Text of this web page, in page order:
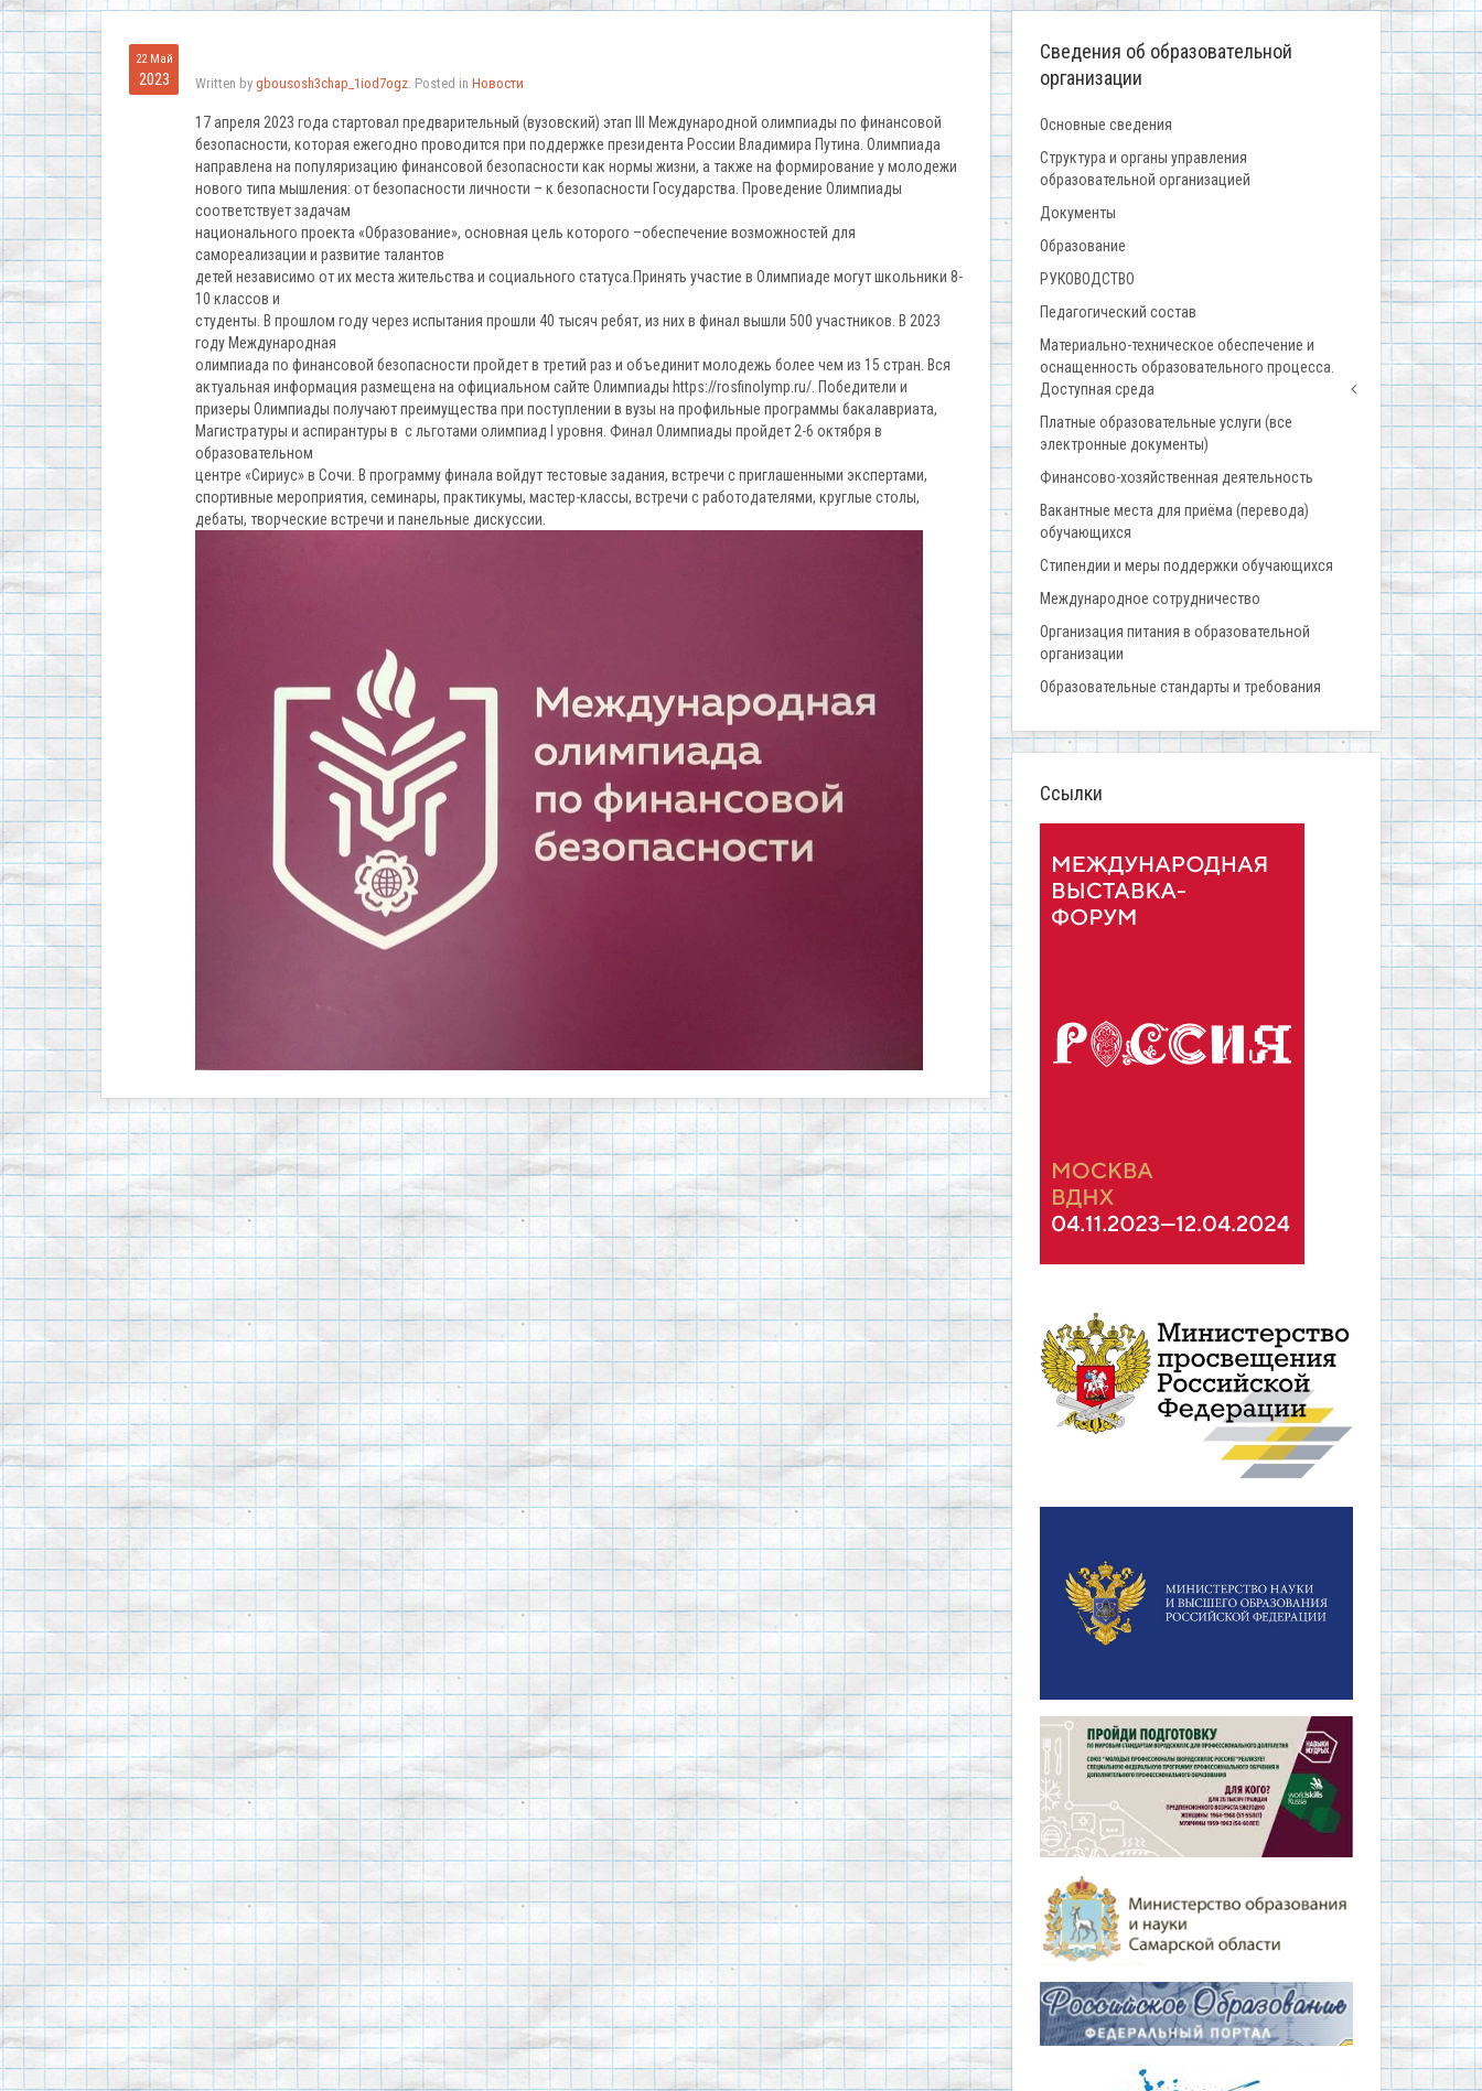
22 Май
2023 Written by gbousosh3chap_1iod7ogz. Posted in Новости
17 апреля 2023 года стартовал предварительный (вузовский) этап III Международной олимпиады по финансовой
безопасности, которая ежегодно проводится при поддержке президента России Владимира Путина. Олимпиада
направлена на популяризацию финансовой безопасности как нормы жизни, а также на формирование у молодежи
нового типа мышления: от безопасности личности – к безопасности Государства. Проведение Олимпиады
соответствует задачам
национального проекта «Образование», основная цель которого –обеспечение возможностей для
самореализации и развитие талантов
детей независимо от их места жительства и социального статуса.Принять участие в Олимпиаде могут школьники 8-
10 классов и
студенты. В прошлом году через испытания прошли 40 тысяч ребят, из них в финал вышли 500 участников. В 2023
году Международная
олимпиада по финансовой безопасности пройдет в третий раз и объединит молодежь более чем из 15 стран. Вся
актуальная информация размещена на официальном сайте Олимпиады https://rosfinolymp.ru/. Победители и
призеры Олимпиады получают преимущества при поступлении в вузы на профильные программы бакалавриата,
Магистратуры и аспирантуры в с льготами олимпиад I уровня. Финал Олимпиады пройдет 2-6 октября в
образовательном
центре «Сириус» в Сочи. В программу финала войдут тестовые задания, встречи с приглашенными экспертами,
спортивные мероприятия, семинары, практикумы, мастер-классы, встречи с работодателями, круглые столы,
дебаты, творческие встречи и панельные дискуссии.
Сведения об образовательной
организации
Основные сведения
Структура и органы управления
образовательной организацией
Документы
Образование
РУКОВОДСТВО
Педагогический состав
Материально-техническое обеспечение и
оснащенность образовательного процесса.
Доступная среда
Платные образовательные услуги (все
электронные документы)
Финансово-хозяйственная деятельность
Вакантные места для приёма (перевода)
обучающихся
Стипендии и меры поддержки обучающихся
Международное сотрудничество
Организация питания в образовательной
организации
Образовательные стандарты и требования
Ссылки